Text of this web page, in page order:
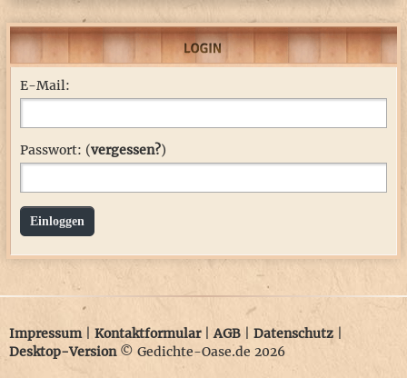
E-Mail:
Passwort: (vergessen?)
Einloggen
Impressum| Kontaktformular|AGB Datenschutz|
Desktop-Version© Gedichte-Oase.de 2026